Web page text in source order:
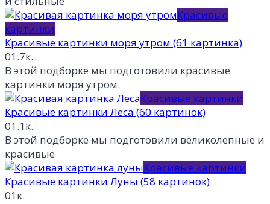
Красивые
картинки
Красивые картинки моря утром (61 картинка)
01.7к.
В этой подборке мы подготовили красивые
картинки моря утром.
Красивые картинки
Красивые картинки Леса (60 картинок)
01.1к.
В этой подборке мы подготовили великолепные и
красивые
Красивые картинки
Красивые картинки Луны (58 картинок)
01к.